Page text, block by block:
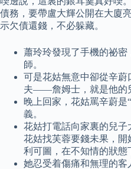
債務，要帶盧大輝公開在大廈
示欠債還錢，不必躲藏。
蕭玲玲發現了手機的祕密
師。
可是花姑無意中卻從辛
夫——詹姆士，就是他的
晚上回家，花姑罵辛蔚是
義。
花姑打電話向家裏的兒子
花姑找芙蓉要錢未果，
利可圖，在不知情的狀態
她忍受着傷痛和無理的